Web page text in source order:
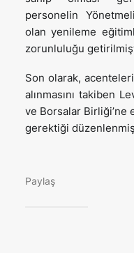
personelin
olan yenileme
zorunluluğu
Son olarak,
alınmasını takiben
ve Borsalar Birliği’ne
gerektiği
Paylaş